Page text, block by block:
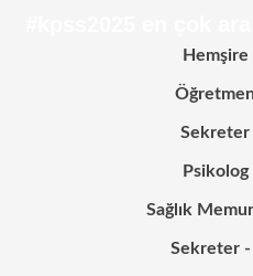
Hemşire
Sekreter
Psikolog
Sağlık
Sekreter -